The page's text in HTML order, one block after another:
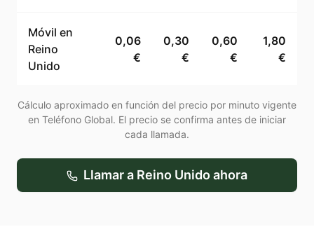
Móvil en
Reino
Unido
0,06
€
0,30
€
0,60
€
1,80
€
Cálculo aproximado en función del precio por minuto vigente
en Teléfono Global. El precio se confirma antes de iniciar
cada llamada.
Llamar a Reino Unidoahora